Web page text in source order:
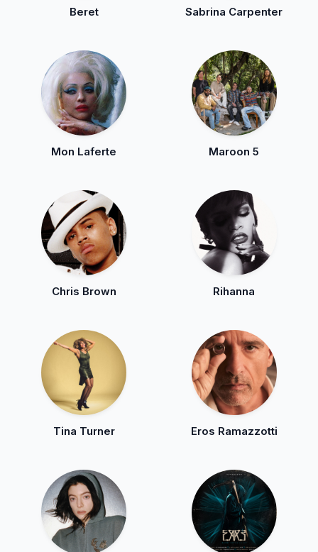
Beret Sabrina Carpenter
Mon Laferte Maroon 5
Chris Brown Rihanna
Tina Turner Eros Ramazzotti